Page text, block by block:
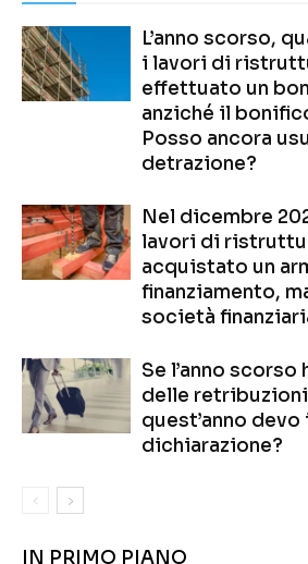
L’anno scorso,
i lavori di
effettuato un
anziché il
Posso ancora
detrazione?
Nel dicembre
lavori di
acquistato un
finanziamento,
società
Se l’anno
delle retribuzioni
quest’anno
dichiarazione?
IN PRIMO PIANO